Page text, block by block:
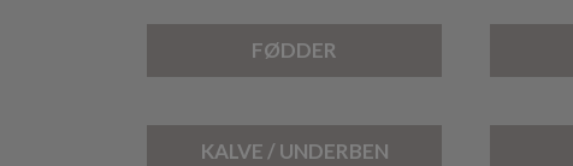
FØDDER
KALVE / UNDERBEN